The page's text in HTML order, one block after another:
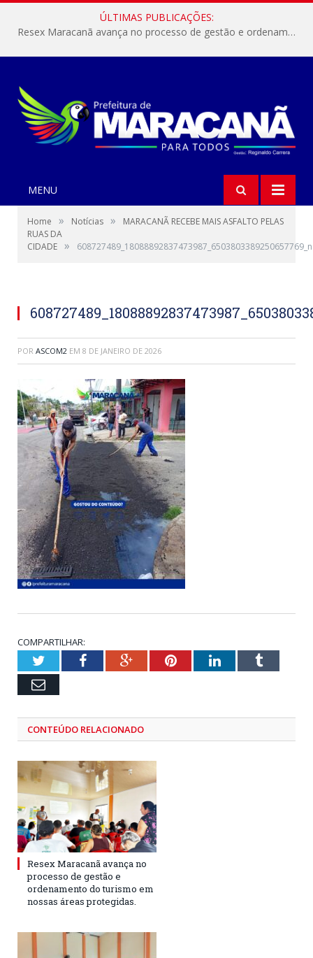
ÚLTIMAS PUBLICAÇÕES:
Resex Maracanã avança no processo de gestão e ordenamento do turismo em nossas áreas protegidas.
MENU
Home » Notícias »
MARACANÃ RECEBE MAIS ASFALTO PELAS
RUAS DA
CIDADE » 608727489_18088892837473987_6503803389250657769_n
POR ASCOM2 EM 8 DE JANEIRO DE 2026
COMPARTILHAR:
TwitterFacebookGoogle+PinterestLinkedInTumblr
Email
CONTEÚDO RELACIONADO
Resex Maracanã avança no
processo de gestão e
ordenamento do turismo em
nossas áreas protegidas.